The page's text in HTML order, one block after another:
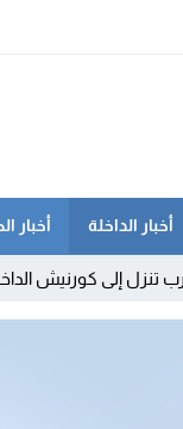
أخبار الداخلة أخبار
الداخلة لتقريب